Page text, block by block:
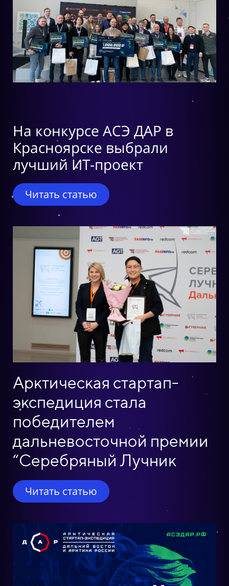
На конкурсе АСЭ ДАР в
Красноярске выбрали
лучший ИТ-проект
Читать статью
Арктическая стартап-
экспедиция стала
победителем
дальневосточной премии
“Серебряный Лучник
Читать статью